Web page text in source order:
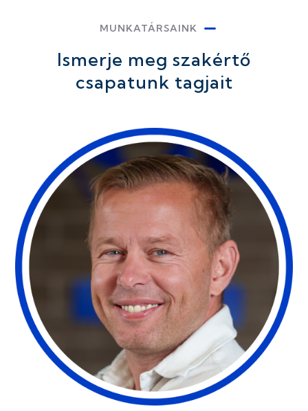
MUNKATÁRSAINK
Ismerje meg szakértő
csapatunk tagjait